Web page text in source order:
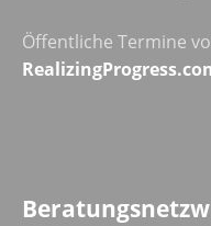
Öffentliche Termine